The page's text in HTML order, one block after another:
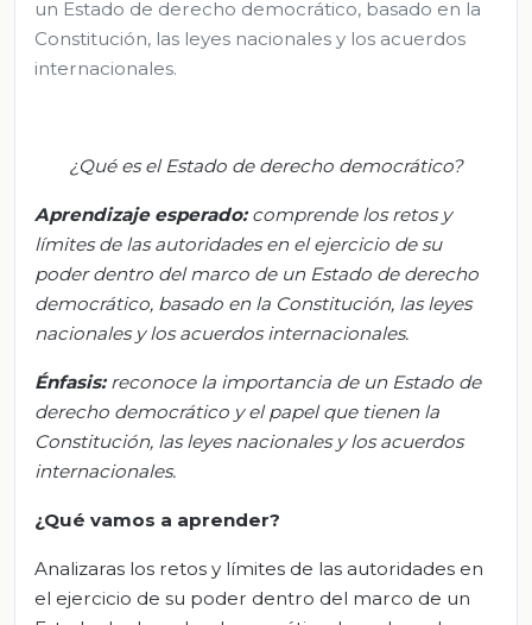
un Estado de derecho democrático, basado en la
Constitución, las leyes nacionales y los acuerdos
internacionales.
¿Qué es el Estado de derecho democrático?
Aprendizaje esperado:comprende los retos y
límites de las autoridades en el ejercicio de su
poder dentro del marco de un Estado de derecho
democrático, basado en la Constitución, las leyes
nacionales y los acuerdos internacionales.
Énfasis: reconoce la importancia de un Estado de
derecho democrático y el papel que tienen la
Constitución, las leyes nacionales y los acuerdos
internacionales.
¿Qué vamos a aprender?
Analizaras los retos y límites de las autoridades en
el ejercicio de su poder dentro del marco de un